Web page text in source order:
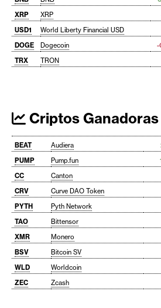
XRP
XRP
USD1
World Liberty Financial USD
DOGE
Dogecoin -
TRX
TRON
Criptos Ganadoras
BEAT Audiera
PUMP
Pump.fun
CC
Canton
CRV
Curve DAO Token
PYTH
Pyth Network
TAO
Bittensor
XMR
Monero
BSV
Bitcoin SV
WLD
Worldcoin
ZEC
Zcash